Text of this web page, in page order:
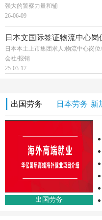
强大的警察力量和辅
26-06-09
日本文国际签证物流中心岗
日本本土上市集团求人:物流中心岗
会社/报销
25-03-17
出国劳务 日本劳务 新
出国劳务